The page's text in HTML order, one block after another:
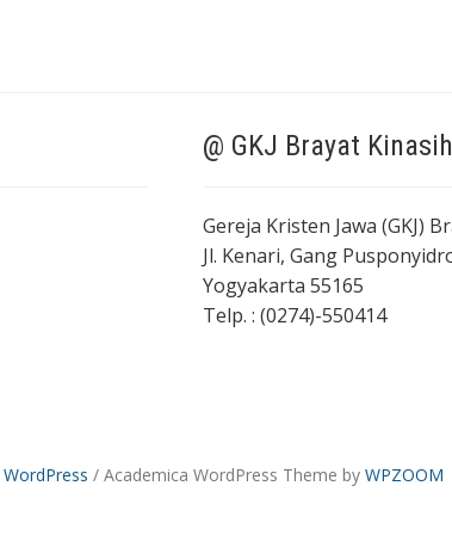
@ GKJ Brayat Kinasih
Gereja Kristen Jawa (GKJ)
Jl. Kenari, Gang
Yogyakarta 55165
Telp. : (0274)-550414
WordPress / Academica WordPress Theme by WPZOOM